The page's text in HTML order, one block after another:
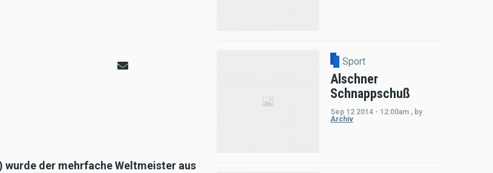
der mehrfache Weltmeister aus
Sport
Alschner
Schnappschuß
Sep 12 2014 - 12:00am , by
Archiv